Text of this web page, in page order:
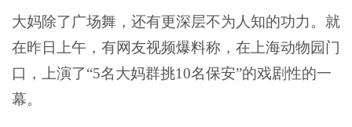
大妈除了广场舞，还有更深层不为人知的功力。就
在昨日上午，有网友视频爆料称，在上海动物园门
口，上演了“5名大妈群挑10名保安”的戏剧性的一
幕。